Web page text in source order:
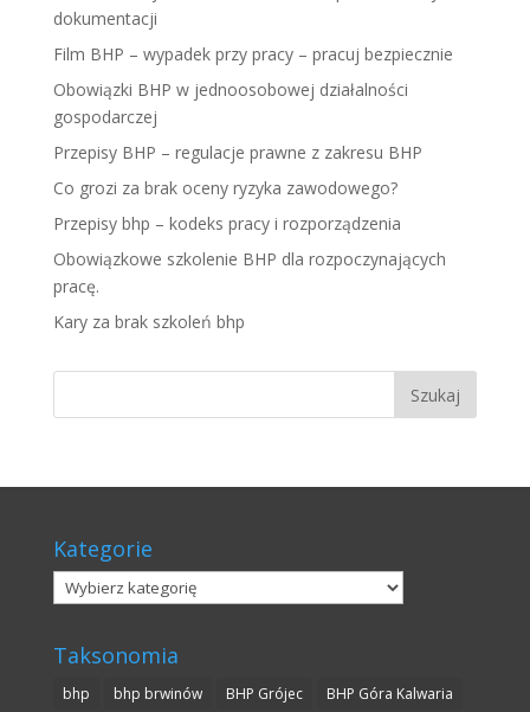
dokumentacji
Film BHP – wypadek przy pracy – pracuj bezpiecznie
Obowiązki BHP w jednoosobowej działalności
gospodarczej
Przepisy BHP – regulacje prawne z zakresu BHP
Co grozi za brak oceny ryzyka zawodowego?
Przepisy bhp – kodeks pracy i rozporządzenia
Obowiązkowe szkolenie BHP dla rozpoczynających
pracę.
Kary za brak szkoleń bhp
Kategorie
Kategorie
Taksonomia
bhp bhp brwinów BHP Grójec
BHP Góra Kalwaria